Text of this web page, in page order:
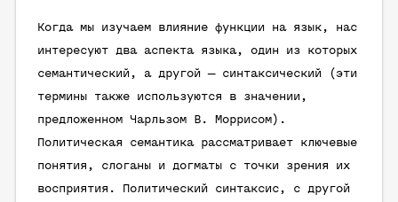
Когда мы изучаем влияние функции на язык, нас
интересуют два аспекта языка, один из которых
семантический, а другой — синтаксический (эти
термины также используются в значении,
предложенном Чарльзом В. Моррисом).
Политическая семантика рассматривает ключевые
понятия, слоганы и догматы с точки зрения их
восприятия. Политический синтаксис, с другой